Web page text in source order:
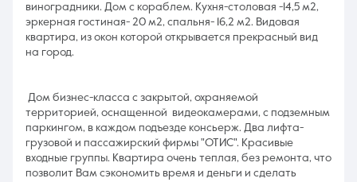
виноградники. Дом с кораблем. Кухня-столовая -14,5 м2,
эркерная гостиная- 20 м2, спальня- 16,2 м2. Видовая
квартира, из окон которой открывается прекрасный вид
на город.
Дом бизнес-класса с закрытой, охраняемой
территорией, оснащенной видеокамерами, с подземным
паркингом, в каждом подъезде консьерж. Два лифта-
грузовой и пассажирский фирмы "ОТИС". Красивые
входные группы. Квартира очень теплая, без ремонта, что
позволит Вам сэкономить время и деньги и сделать